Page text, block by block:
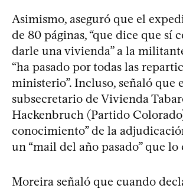
Asimismo, aseguró que el
de 80 páginas, “que dice que sí
darle una vivienda” a la
“ha pasado por todas las
ministerio”. Incluso, señaló que
subsecretario de Vivienda
Hackenbruch (Partido
conocimiento” de la
un “mail del año pasado” que lo
Moreira señaló que cuando